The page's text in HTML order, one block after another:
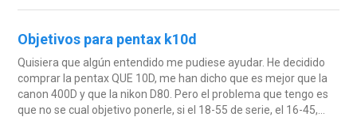
Objetivos para pentax k10d
Quisiera que algún entendido me pudiese ayudar. He decidido
comprar la pentax QUE 10D, me han dicho que es mejor que la
canon 400D y que la nikon D80. Pero el problema que tengo es
que no se cual objetivo ponerle, si el 18-55 de serie, el 16-45,...